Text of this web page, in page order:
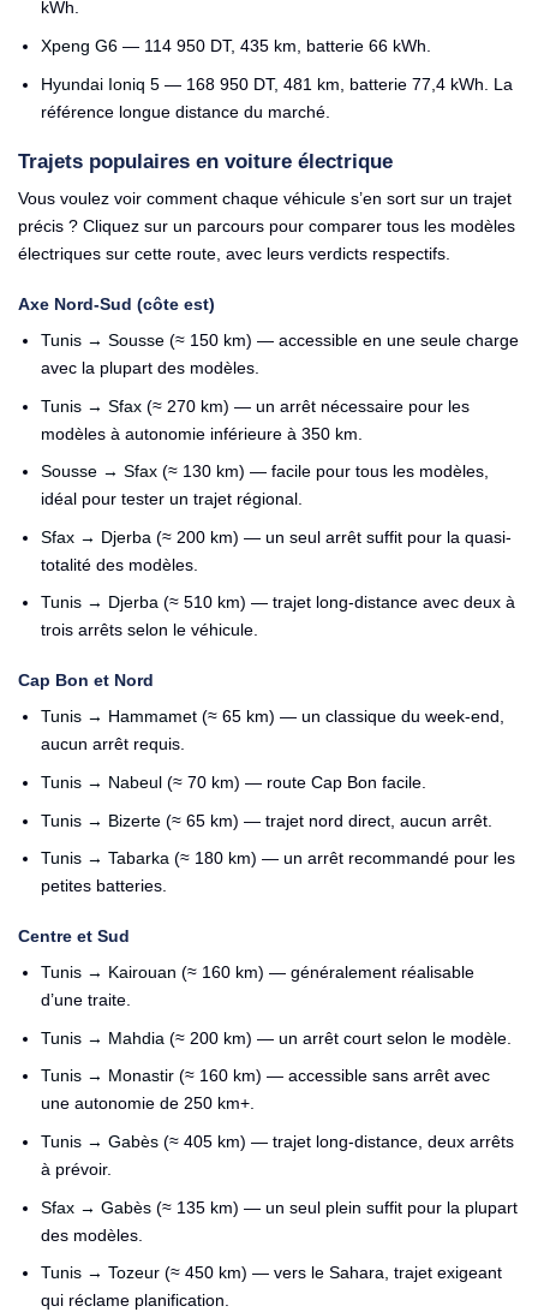
kWh.
Xpeng G6— 114 950 DT, 435 km, batterie 66 kWh.
Hyundai Ioniq 5— 168 950 DT, 481 km, batterie 77,4 kWh. La
référence longue distance du marché.
Trajets populaires en voiture électrique
Vous voulez voir comment chaque véhicule s’en sort sur un trajet
précis ? Cliquez sur un parcours pour comparer tous les modèles
électriques sur cette route, avec leurs verdicts respectifs.
Axe Nord-Sud (côte est)
Tunis → Sousse(≈ 150 km) — accessible en une seule charge
avec la plupart des modèles.
Tunis → Sfax(≈ 270 km) — un arrêt nécessaire pour les
modèles à autonomie inférieure à 350 km.
Sousse → Sfax(≈ 130 km) — facile pour tous les modèles,
idéal pour tester un trajet régional.
Sfax → Djerba (≈ 200 km) — un seul arrêt suffit pour la quasi-
totalité des modèles.
Tunis → Djerba(≈ 510 km) — trajet long-distance avec deux à
trois arrêts selon le véhicule.
Cap Bon et Nord
Tunis → Hammamet(≈ 65 km) — un classique du week-end,
aucun arrêt requis.
Tunis → Nabeul(≈ 70 km) — route Cap Bon facile.
Tunis → Bizerte(≈ 65 km) — trajet nord direct, aucun arrêt.
Tunis → Tabarka(≈ 180 km) — un arrêt recommandé pour les
petites batteries.
Centre et Sud
Tunis → Kairouan (≈ 160 km) — généralement réalisable
d’une traite.
Tunis → Mahdia (≈ 200 km) — un arrêt court selon le modèle.
Tunis → Monastir(≈ 160 km) — accessible sans arrêt avec
une autonomie de 250 km+.
Tunis → Gabès(≈ 405 km) — trajet long-distance, deux arrêts
à prévoir.
Sfax → Gabès(≈ 135 km) — un seul plein suffit pour la plupart
des modèles.
Tunis → Tozeur(≈ 450 km) — vers le Sahara, trajet exigeant
qui réclame planification.